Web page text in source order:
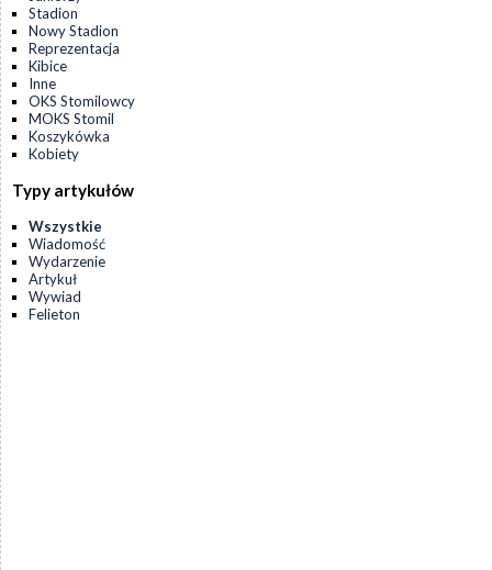
Stadion
Nowy Stadion
Reprezentacja
Kibice
Inne
OKS Stomilowcy
MOKS Stomil
Koszykówka
Kobiety
Typy artykułów
Wszystkie
Wiadomość
Wydarzenie
Artykuł
Wywiad
Felieton